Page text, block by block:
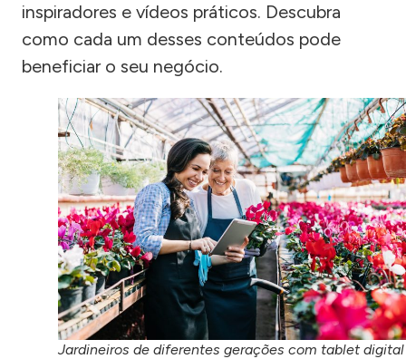
inspiradores e vídeos práticos. Descubra
como cada um desses conteúdos pode
beneficiar o seu negócio.
Jardineiros de diferentes gerações com tablet digital